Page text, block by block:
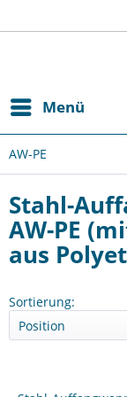
Menü
AW-PE
Stahl-
AW-PE
aus
Sortierung: